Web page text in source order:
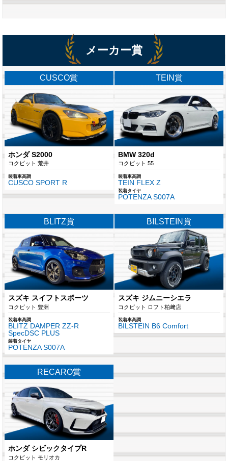
メーカー賞
CUSCO賞
ホンダ S2000
コクピット 荒井
装着車高調
CUSCO SPORT R
TEIN賞
BMW 320d
コクピット 55
装着車高調
TEIN FLEX Z
装着タイヤ
POTENZA S007A
BLITZ賞
スズキ スイフトスポーツ
コクピット 豊洲
装着車高調
BLITZ DAMPER ZZ-R
SpecDSC PLUS
装着タイヤ
POTENZA S007A
BILSTEIN賞
スズキ ジムニーシエラ
コクピット ロフト柏﨑店
装着車高調
BILSTEIN B6 Comfort
RECARO賞
ホンダ シビックタイプR
コクピット モリオカ